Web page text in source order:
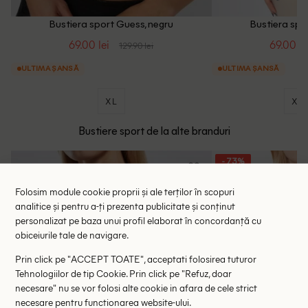
Bustiera sport Guess, negru
69.00 lei 129.90 lei
ULTIMA ȘANSĂ
XL
Bustiera
69.00
ULTIMA ȘANSĂ
XS
Bustiere sport de la alte branduri
- 73%
Folosim module cookie proprii și ale terților în scopuri
analitice și pentru a-ți prezenta publicitate și conținut
personalizat pe baza unui profil elaborat în concordanță cu
obiceiurile tale de navigare.
Prin click pe "ACCEPT TOATE", acceptati folosirea tuturor
Tehnologiilor de tip Cookie. Prin click pe "Refuz, doar
necesare" nu se vor folosi alte cookie in afara de cele strict
necesare pentru functionarea website-ului.